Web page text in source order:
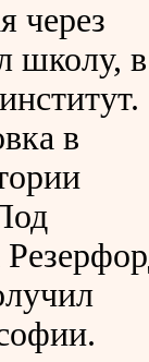
через
школу,
в